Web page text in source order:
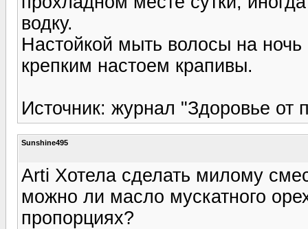
водку.
Настойкой мыть волосы на
крепким настоем крапивы.
Источник: журнал "Здоровье от
Sunshine495
Arti Хотела сделать милому
можно ли масло мускатного
пропорциях?